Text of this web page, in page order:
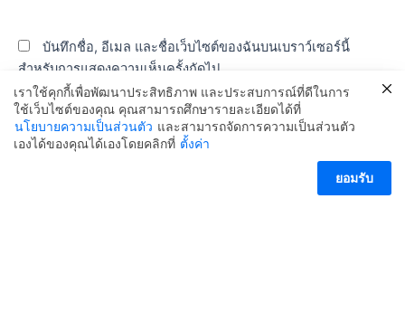
บันทึกชื่อ, อีเมล และชื่อเว็บไซต์ของฉันบนเบราว์เซอร์นี้
สำหรับการแสดงความเห็นครั้งถัดไป
เราใช้คุกกี้เพื่อพัฒนาประสิทธิภาพ และประสบการณ์ที่ดีในการ
ใช้เว็บไซต์ของคุณ คุณสามารถศึกษารายละเอียดได้ที่
นโยบายความเป็นส่วนตัว และสามารถจัดการความเป็นส่วนตัว
เองได้ของคุณได้เองโดยคลิกที่ ตั้งค่า
ยอมรับ
Open